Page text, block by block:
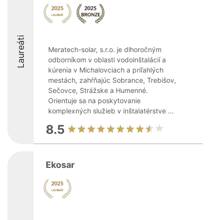
Laureáti
Meratech-solar, s.r.o. je dlhoročným
odborníkom v oblasti vodoinštalácií a
kúrenia v Michalovciach a priľahlých
mestách, zahŕňajúc Sobrance, Trebišov,
Sečovce, Strážske a Humenné.
Orientuje sa na poskytovanie
komplexných služieb v inštalatérstve ...
8.5
Ekosar